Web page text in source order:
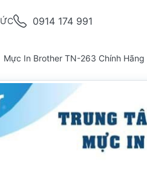
0914 174 991
Mực In Brother TN-263 Chính